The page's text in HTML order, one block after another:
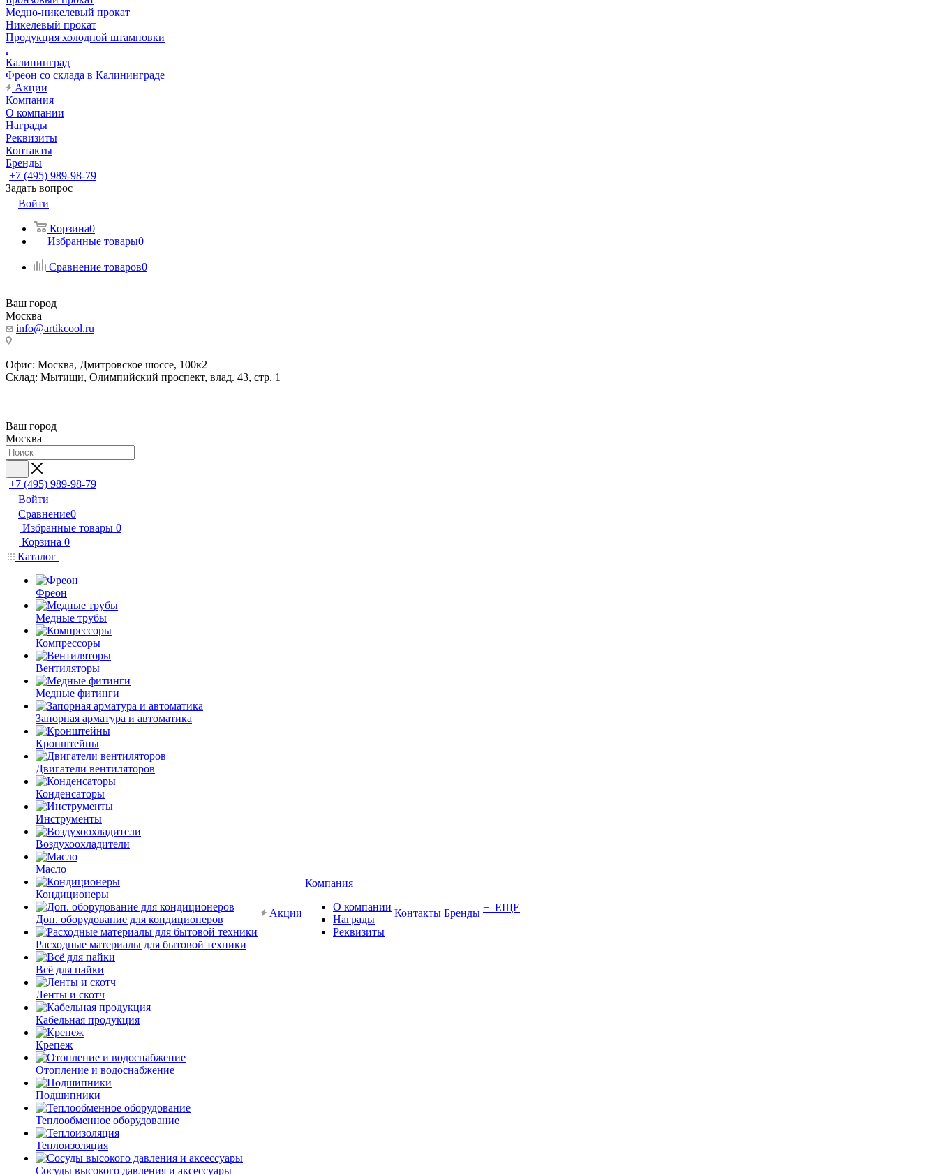
Медно-никелевый прокат
Никелевый прокат
Продукция холодной штамповки
.
Калининград
Фреон со склада в Калининграде
Акции
Компания
О компании
Награды
Реквизиты
Контакты
Бренды
+7 (495) 989-98-79
Задать вопрос
Войти
Корзина0
Избранные товары0
Сравнение товаров0
Ваш город
Москва
info@artikcool.ru
Офис: Москва, Дмитровское шоссе, 100к2
Склад: Мытищи, Олимпийский проспект, влад. 43, стр. 1
Ваш город
Москва
+7 (495) 989-98-79
Войти
Сравнение0
Избранные товары 0
Корзина 0
Каталог
Фреон
Медные трубы
Компрессоры
Вентиляторы
Медные фитинги
Запорная арматура и автоматика
Кронштейны
Двигатели вентиляторов
Конденсаторы
Инструменты
Воздухоохладители
Масло
Кондиционеры
Доп. оборудование для кондиционеров
Расходные материалы для бытовой техники
Всё для пайки
Ленты и скотч
Кабельная продукция
Крепеж
Отопление и водоснабжение
Подшипники
Теплообменное оборудование
Теплоизоляция
Сосуды высокого давления и аксессуары
Акции
Компания
О компании
Награды
Реквизиты
Контакты Бренды + ЕЩЕ